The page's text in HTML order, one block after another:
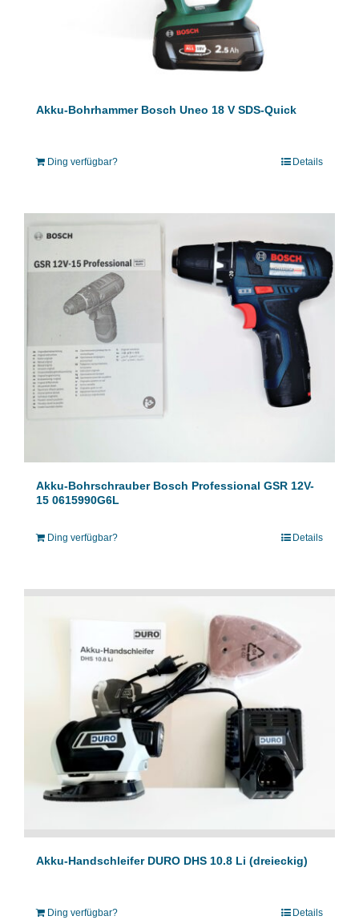
Akku-Bohrhammer Bosch Uneo 18 V SDS-Quick
Ding verfügbar? Details
Akku-Bohrschrauber Bosch Professional GSR 12V-
15 0615990G6L
Ding verfügbar? Details
Akku-Handschleifer DURO DHS 10.8 Li (dreieckig)
Ding verfügbar? Details